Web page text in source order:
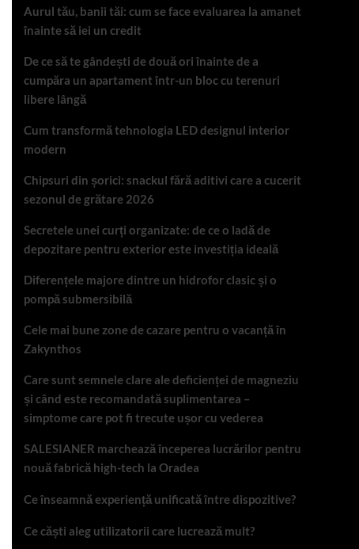
Aurul tău, banii tăi: cum se face evaluarea la amanet
înainte să iei un credit
De ce să te gândești de două ori înainte de a
cumpăra un apartament într-un bloc cu terenuri
libere lângă
Cum transformă tehnologia LED designul interior
modern
Chipsuri din șorici: snackul fără aditivi care a cucerit
sezonul de grătare 2026
Secretele unei curți organizate: de ce o ladă de
depozitare pentru exterior este investiția ideală
Diferențele majore dintre un hidrofor clasic și o
pompă submersibilă
Cele mai bune zone de cazare pentru o vacanță în
Zakynthos
Care sunt semnele clare ale deficienței de magneziu
și când este recomandată suplimentarea –
simptome care pot fi trecute ușor cu vederea
SALESIANER marchează începerea lucrărilor pentru
nouă fabrică high-tech la Oradea
Ce înseamnă experiență unificată între dispozitive?
Ce căști aleg utilizatorii care lucrează mult?